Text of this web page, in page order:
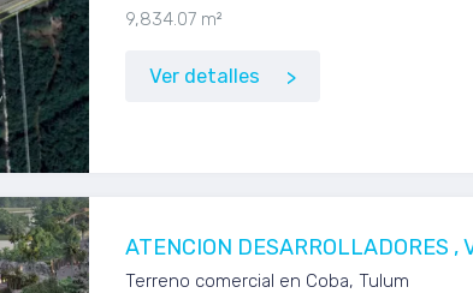
9,834.07 m²
Ver detalles
ATENCION DESARROLLADORES ,
Terreno comercial en Coba, Tulum